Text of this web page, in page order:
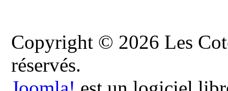
Copyright © 2026 Les
réservés.